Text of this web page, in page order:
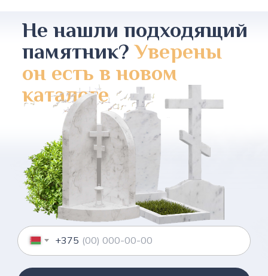
Не нашли подходящий
памятник?Уверены
он есть в новом
каталоге
+375